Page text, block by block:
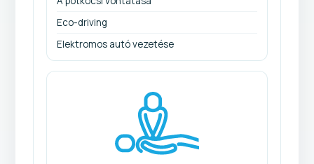
Eco-driving
Elektromos autó vezetése